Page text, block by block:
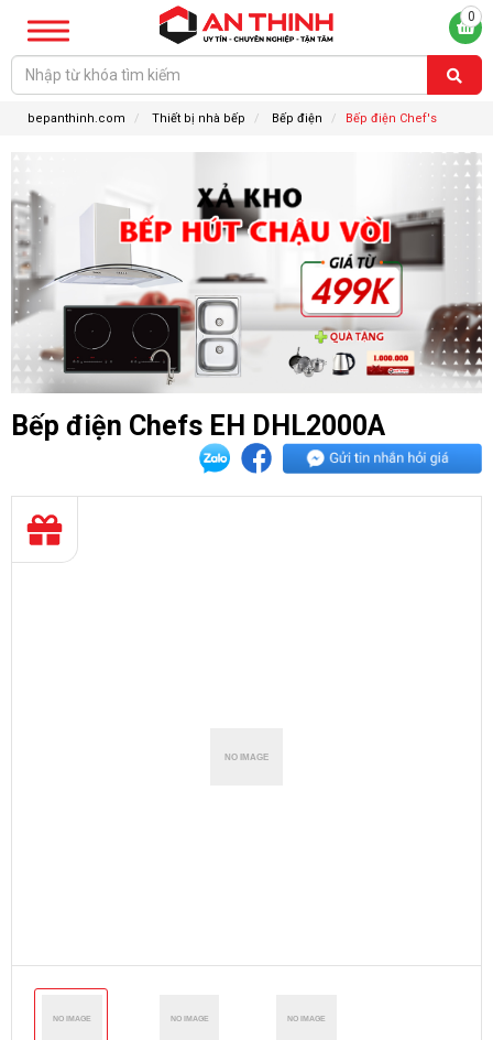
0
bepanthinh.com Thiết bị nhà bếp Bếp điện Bếp điện Chef's
Bếp điện Chefs EH DHL2000A